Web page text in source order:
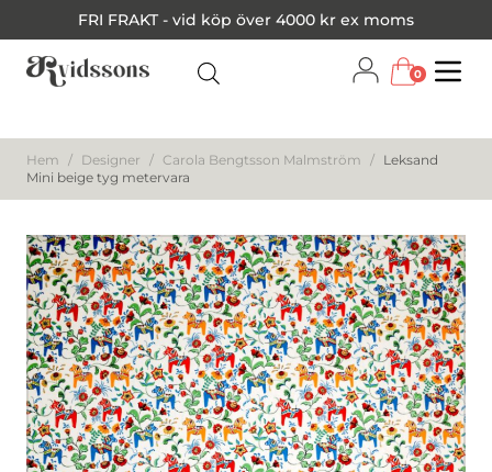
FRI FRAKT - vid köp över 4000 kr ex moms
0
Hem / Designer / Carola Bengtsson Malmström / Leksand
Mini beige tyg metervara